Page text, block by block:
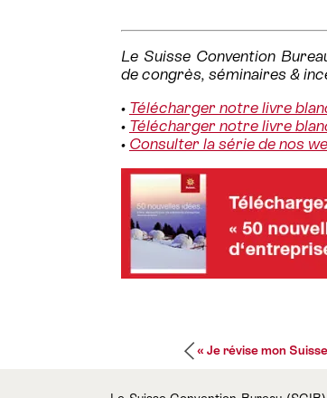
Le Suisse Convention
de congrès, séminaires &
• Télécharger notre livre
• Télécharger notre livre
• Consulter la série de nos
« Je révise mon